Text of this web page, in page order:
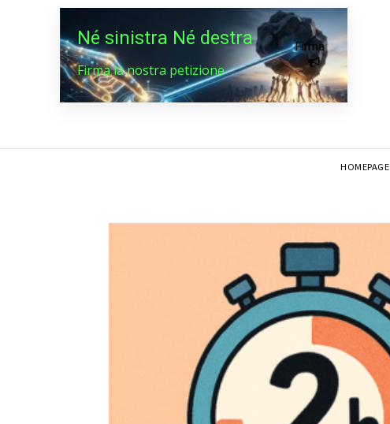
Né sinistra Né destra
Firma la nostra petizione
Firma
HOMEPAGE